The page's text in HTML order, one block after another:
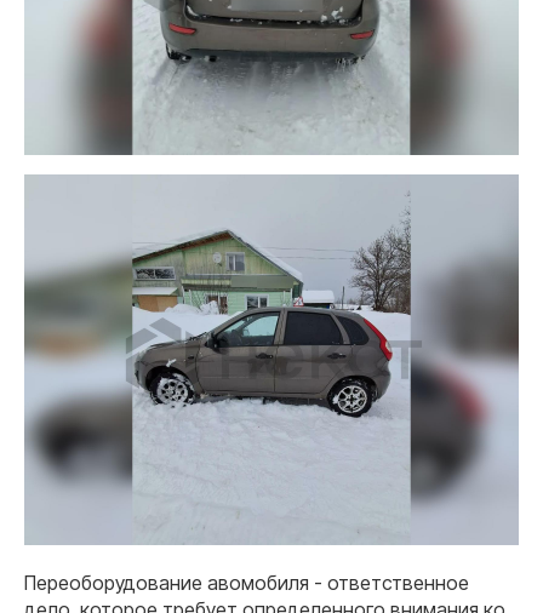
Переоборудование авомобиля - ответственное